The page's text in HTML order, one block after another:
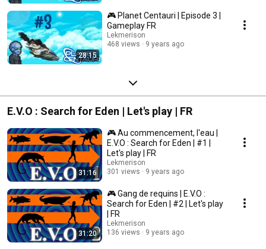
28:15
🎮 Planet Centauri | Episode 3 |
Gameplay FR
Lekmerison
468 views
9 years ago
E.V.O : Search for Eden | Let's play | FR
31:16
🎮 Au commencement, l'eau |
E.V.O : Search for Eden | #1 |
Let's play | FR
Lekmerison
301 views
9 years ago
31:20
🎮 Gang de requins | E.V.O :
Search for Eden | #2 | Let's play
| FR
Lekmerison
136 views
9 years ago